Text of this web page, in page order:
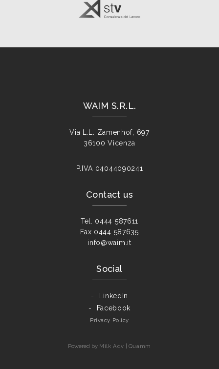
WAIM S.R.L.
Via L.L. Zamenhof, 697
36100 Vicenza
P.IVA 04044090241
Contact us
Tel. 0444 587611
Fax 0444 587635
info@waim.it
Social
LinkedIn
Facebook
Privacy Policy
Powered by Milk Adv Quamm